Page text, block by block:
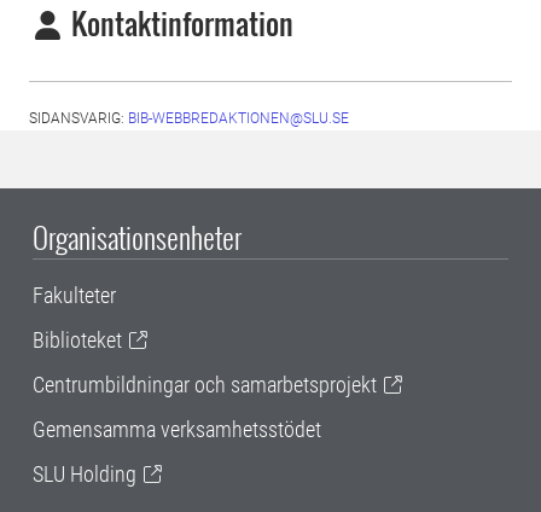
Kontaktinformation
SIDANSVARIG: BIB-WEBBREDAKTIONEN@SLU.SE
Organisationsenheter
Fakulteter
Biblioteket
Centrumbildningar och samarbetsprojekt
Gemensamma verksamhetsstödet
SLU Holding